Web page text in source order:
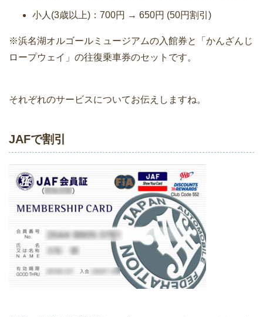
小人(3歳以上)：700円 → 650円 (50円割引)
※浜名湖オルゴールミュージアムの入館券と「かんざんじ
ロープウェイ」の往復乗車券のセットです。
それぞれのサービスについてお伝えしますね。
JAFで割引